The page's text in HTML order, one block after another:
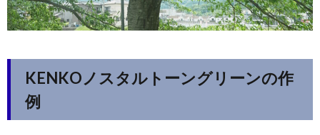
KENKOノスタルトーングリーンの作
例